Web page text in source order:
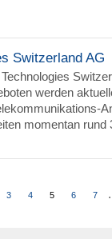
Switzerland AG
werden
momentan rund
3 4 5 6 7